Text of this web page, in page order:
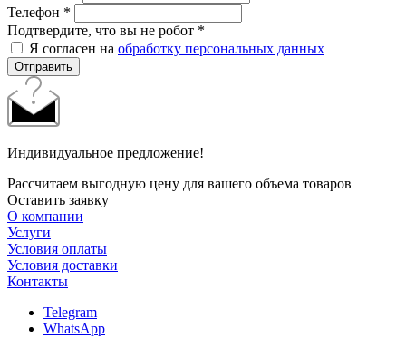
Телефон *
Подтвердите, что вы не робот *
Я согласен на обработку персональных данных
Отправить
Индивидуальное предложение!
Рассчитаем выгодную цену для вашего объема товаров
Оставить заявку
О компании
Услуги
Условия оплаты
Условия доставки
Контакты
Telegram
WhatsApp